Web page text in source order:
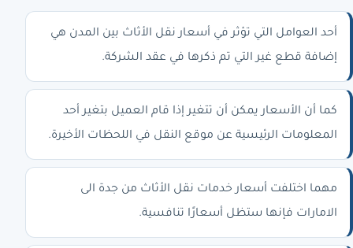
أحد العوامل التي تؤثر في أسعار نقل الأثاث بين المدن هي
إضافة قطع غير التي تم ذكرها في عقد الشركة.
كما أن الأسعار يمكن أن تتغير إذا قام العميل بتغير أحد
المعلومات الرئيسية عن موقع النقل في اللحظات الأخيرة.
مهما اختلفت أسعار خدمات نقل الأثاث من جدة الى
الامارات فإنها ستظل أسعارًا تنافسية.